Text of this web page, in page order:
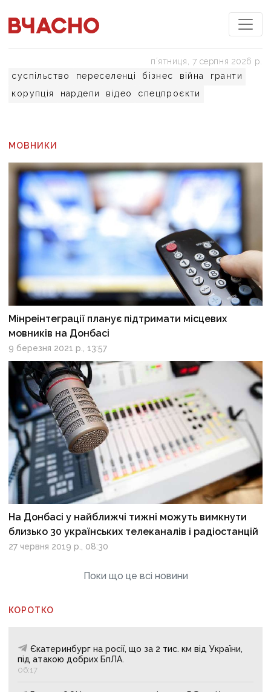
суспільство переселенці бізнес війна
гранти
корупція
нардепи відео спецпроєкти
пʼятниця, 7 серпня 2026 р.
МОВНИКИ
Мінреiнтеграції планує підтримати місцевих
мовників на Донбасі
9 березня 2021 р., 13:57
На Донбасі у найближчі тижні можуть вимкнути
близько 30 українських телеканалів і радіостанцій
27 червня 2019 р., 08:30
Поки що це всі новини
КОРОТКО
Єкатеринбург на росії, що за 2 тис. км від України,
під атакою добрих БпЛА.
06:17